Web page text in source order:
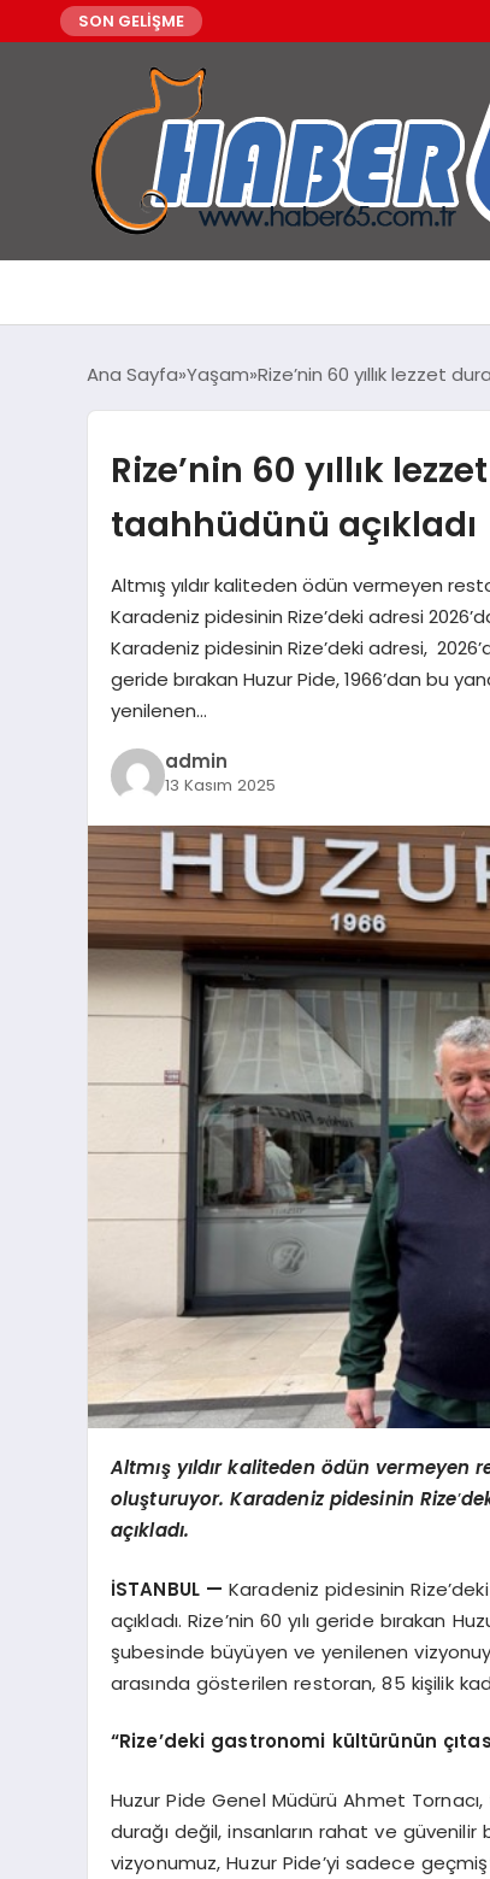
SON GELİŞME
Ana Sayfa Yaşam Rize’nin 60 yıllık lezzet
Rize’nin 60 yıllık
taahhüdünü açıkladı
Altmış yıldır kaliteden ödün vermeyen
Karadeniz pidesinin Rize’deki adresi
Karadeniz pidesinin Rize’deki adresi,
geride bırakan Huzur Pide, 1966’dan bu
yenilenen…
admin
13 Kasım 2025
Altmış yıldır kaliteden ödün vermeyen
oluşturuyor. Karadeniz pidesinin Rize’
açıkladı.
İSTANBUL — Karadeniz pidesinin
açıkladı. Rize’nin 60 yılı geride bırakan
şubesinde büyüyen ve yenilenen
arasında gösterilen restoran, 85 kişilik
“Rize’deki gastronomi kültürünün
Huzur Pide Genel Müdürü Ahmet
durağı değil, insanların rahat ve
vizyonumuz, Huzur Pide’yi sadece